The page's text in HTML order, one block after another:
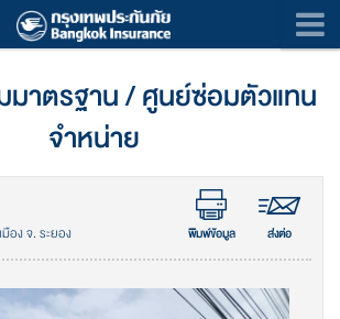
าตรฐาน / ศูนย์ซ่อมตัวแทน
จำหน่าย
อง จ. ระยอง พิมพ์ข้อมูล ส่งต่อ